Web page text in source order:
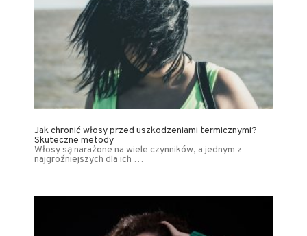
Jak chronić włosy przed uszkodzeniami termicznymi?
Skuteczne metody
Włosy są narażone na wiele czynników, a jednym z
najgroźniejszych dla ich …